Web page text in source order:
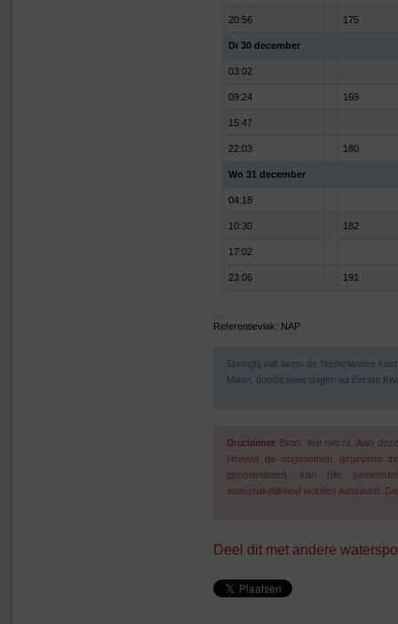
20:56 175
Di 30 december
03:02
09:24 169
15:47
22:03 180
Wo 31 december
04:18
10:30 182
17:02
23:06 191
Referentievlak: NAP
Springtij valt langs de Nederlandse
Maan, doodtij twee dagen na Eerste
Disclaimer Bron: live.rws.nl. Aan
Hoewel de opgenomen gegevens
gecontroleerd, kan (de
aansprakelijkheid worden aanvaard.
Deel dit met andere